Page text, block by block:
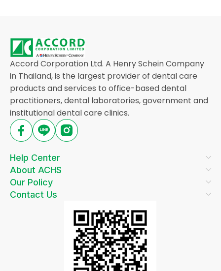
Accord Corporation Ltd. A Henry Schein Company
in Thailand, is the largest provider of dental care
products and services to office-based dental
practitioners, dental laboratories, government and
institutional dental care clinics.
Help Center
About ACHS
Our Policy
Contact Us